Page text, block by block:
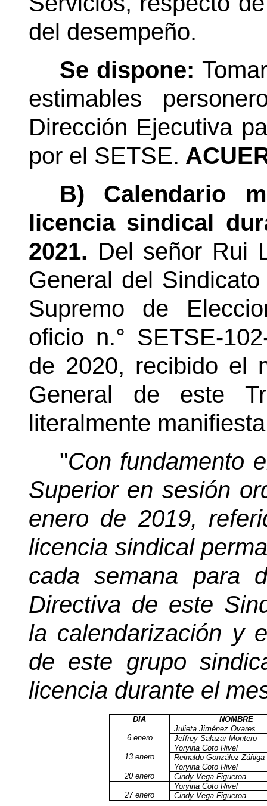
del desempeño.
Se dispone:
estimables
Dirección Ejecutiva
por el SETSE.
B) Calendario
licencia sindical
2021. Del señor Rui
General del
Supremo de
oficio n.° SETSE-
de 2020, recibido el
General de este
literalmente
"Con fundamento
Superior en sesión
enero de 2019,
licencia sindical
cada semana para
Directiva de este
la calendarización y
de este grupo
licencia durante el
DÍA NOMBRE
6 enero
Julieta Jiménez Ovares
Jeffrey Salazar Montero
13 enero
Yoryina Coto Rivel
Reinaldo González Zúñiga
20 enero
Yoryina Coto Rivel
Cindy Vega Figueroa
27 enero
Yoryina Coto Rivel
Cindy Vega Figueroa